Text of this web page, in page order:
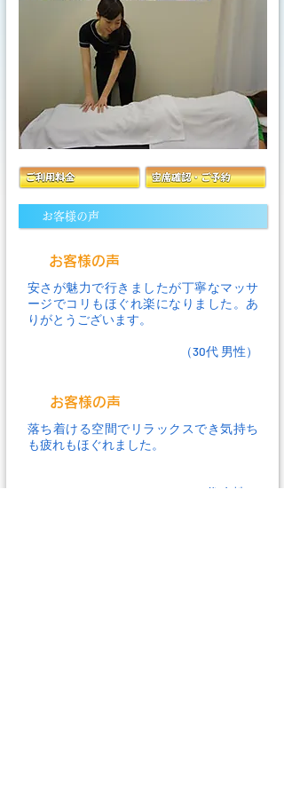
お客様の声
お客様の声
安さが魅力で行きましたが丁寧なマッサ
ージでコリもほぐれ楽になりました。あ
りがとうございます。
（30代 男性）
落ち着ける空間でリラックスでき気持ち
も疲れもほぐれました。
（40代 女性）
お客様の声